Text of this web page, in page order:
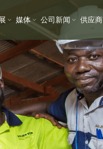
媒体 公司新闻 供应商